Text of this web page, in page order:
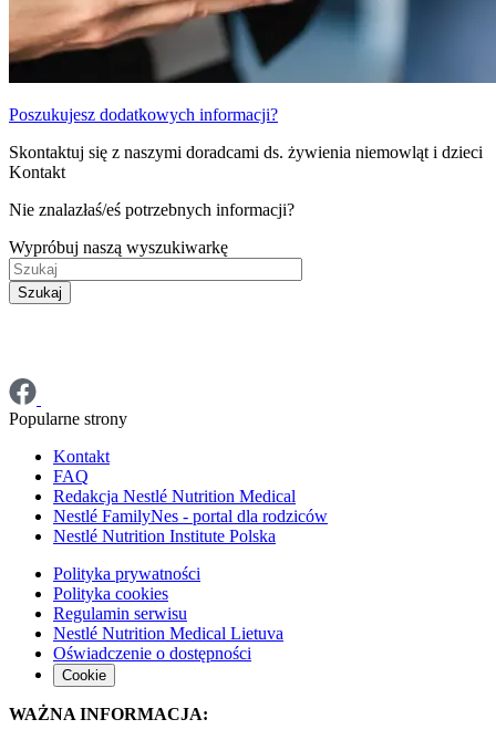
Poszukujesz dodatkowych informacji?
Skontaktuj się z naszymi doradcami ds. żywienia niemowląt i dzieci
Kontakt
Nie znalazłaś/eś potrzebnych informacji?
Wypróbuj naszą wyszukiwarkę
Szukaj
Popularne strony
Kontakt
FAQ
Redakcja Nestlé Nutrition Medical
Nestlé FamilyNes - portal dla rodziców
Nestlé Nutrition Institute Polska
Polityka prywatności
Polityka cookies
Regulamin serwisu
Nestlé Nutrition Medical Lietuva
Oświadczenie o dostępności
Cookie
WAŻNA INFORMACJA: